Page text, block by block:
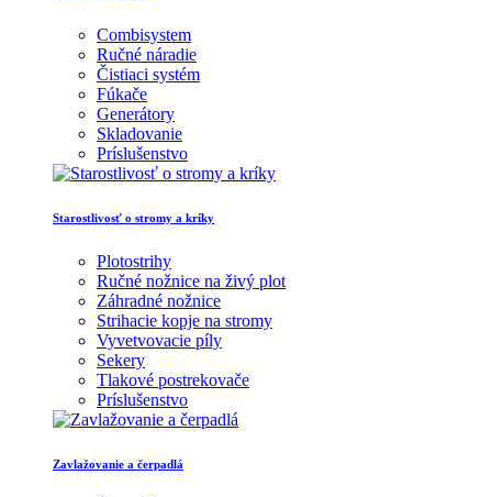
Combisystem
Ručné náradie
Čistiaci systém
Fúkače
Generátory
Skladovanie
Príslušenstvo
Starostlivosť o stromy a kríky
Plotostrihy
Ručné nožnice na živý plot
Záhradné nožnice
Strihacie kopje na stromy
Vyvetvovacie píly
Sekery
Tlakové postrekovače
Príslušenstvo
Zavlažovanie a čerpadlá